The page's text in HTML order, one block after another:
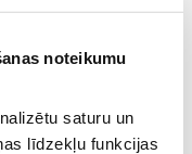
noteikumu
saturu un
līdzekļu funkcijas